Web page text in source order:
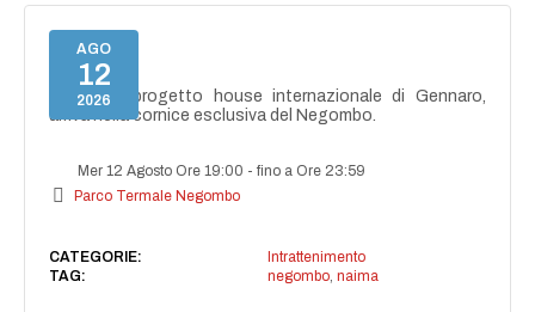
AGO
12
2026
NAIMA
NAIMA, il progetto house internazionale di Gennaro,
arriva nella cornice esclusiva del Negombo.
Mer 12 Agosto Ore 19:00 -fino a Ore 23:59
Parco Termale Negombo
CATEGORIE:
Intrattenimento
TAG:
negombo, naima